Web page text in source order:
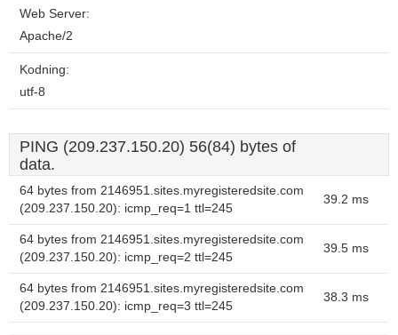
Web Server:
Apache/2
Kodning:
utf-8
PING (209.237.150.20) 56(84) bytes of
data.
64 bytes from 2146951.sites.myregisteredsite.com
(209.237.150.20): icmp_req=1 ttl=245
39.2 ms
64 bytes from 2146951.sites.myregisteredsite.com
(209.237.150.20): icmp_req=2 ttl=245
39.5 ms
64 bytes from 2146951.sites.myregisteredsite.com
(209.237.150.20): icmp_req=3 ttl=245
38.3 ms